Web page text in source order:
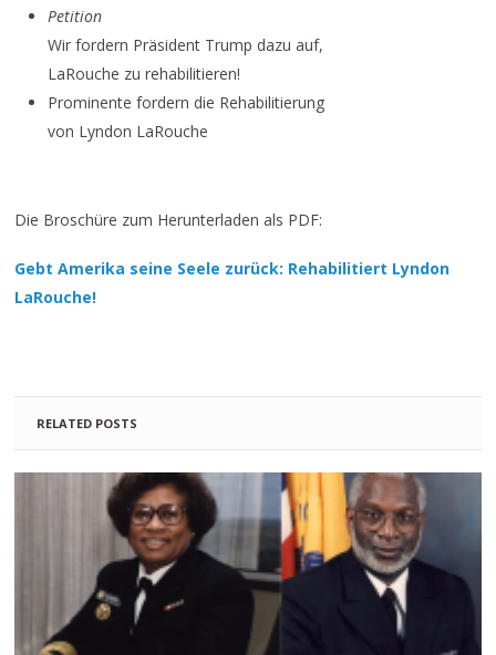
Petition
Wir fordern Präsident Trump dazu auf,
LaRouche zu rehabilitieren!
Prominente fordern die Rehabilitierung
von Lyndon LaRouche
Die Broschüre zum Herunterladen als PDF:
Gebt Amerika seine Seele zurück: Rehabilitiert Lyndon
LaRouche!
RELATED POSTS